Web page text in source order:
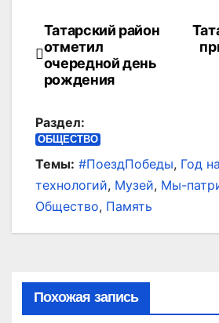
Навигация
по
Татарский район
отметил
очередной день
рождения
Раздел:
ОБЩЕСТВО
Темы: #ПоездПобеды, Год
технологий, Музей, Мы-
Общество, Память
Похожая запись